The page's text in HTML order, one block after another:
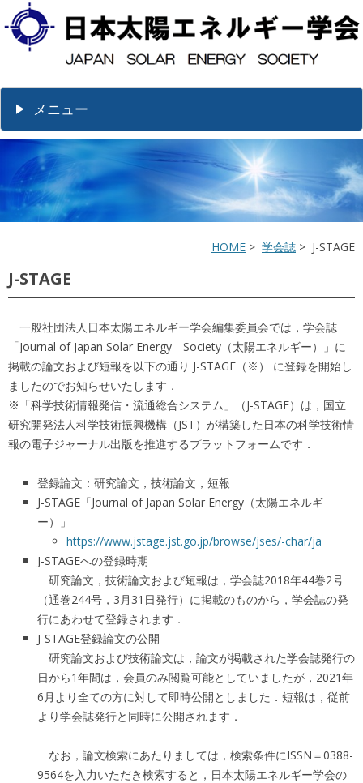
メニュー
HOME > 学会誌 > J-STAGE
J-STAGE
一般社団法人日本太陽エネルギー学会編集委員会では，学会誌
「Journal of Japan Solar Energy Society（太陽エネルギー）」に
掲載の論文および短報を以下の通り J-STAGE（※） に登録を開始し
ましたのでお知らせいたします．
※「科学技術情報発信・流通総合システム」（J-STAGE）は，国立
研究開発法人科学技術振興機構（JST）が構築した日本の科学技術情
報の電子ジャーナル出版を推進するプラットフォームです．
登録論文：研究論文，技術論文，短報
J-STAGE「Journal of Japan Solar Energy（太陽エネルギ
ー）」
https://www.jstage.jst.go.jp/browse/jses/-char/ja
J-STAGEへの登録時期
研究論文，技術論文および短報は，学会誌2018年44巻2号
（通巻244号，3月31日発行）に掲載のものから，学会誌の発
行にあわせて登録されます．
J-STAGE登録論文の公開
研究論文および技術論文は，論文が掲載された学会誌発行の
日から1年間は，会員のみ閲覧可能としていましたが，2021年
6月より全ての方に対して即時公開としました．短報は，従前
より学会誌発行と同時に公開されます．
なお，論文検索にあたりましては，検索条件にISSN＝0388-
9564を入力いただき検索すると，日本太陽エネルギー学会の